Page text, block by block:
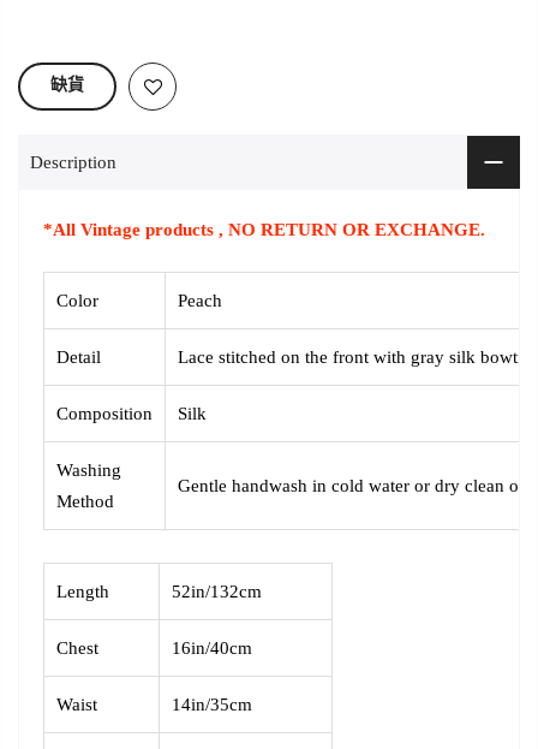
缺貨
Description
*All Vintage products , NO RETURN OR EXCHANGE.
Color Peach
Detail Lace stitched on the front with gray silk bowtie.
Composition Silk
Washing
Method
Gentle handwash in cold water or dry clean
Length 52in/132cm
Chest 16in/40cm
Waist 14in/35cm